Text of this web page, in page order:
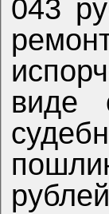
043
виде